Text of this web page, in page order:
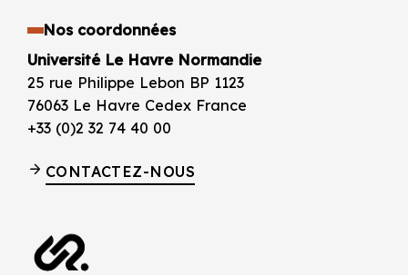
Nos coordonnées
Université Le Havre Normandie
25 rue Philippe Lebon BP 1123
76063 Le Havre Cedex France
+33 (0)2 32 74 40 00
CONTACTEZ-NOUS